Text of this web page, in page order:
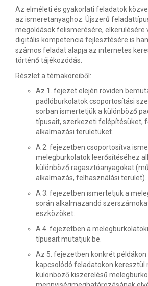
Az elméleti és gyakorlati feladatok
az ismeretanyaghoz. Újszerű
megoldások felismerésére, elkerülésére
digitális kompetencia fejlesztésére is
számos feladat alapja az internetes
történő tájékozódás.
Részlet a témaköreiből:
Az 1. fejezet elején röviden
padlóburkolatok csoportosítási
sorban ismertetjük a különböző
típusait, szerkezeti felépítésüket,
alkalmazási területüket.
A 2. fejezetben csoportosítva
melegburkolatok leerősítéséhez
különböző ragasztóanyagokat
alkalmazás, felhasználási terület).
A 3. fejezetben ismertetjük a
során alkalmazandó
eszközöket.
A 4. fejezetben a
típusait mutatjuk be.
Az 5. fejezetben konkrét példákon
kapcsolódó feladatokon keresztül
különböző kiszerelésű